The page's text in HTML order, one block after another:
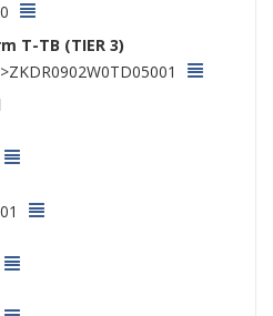
T-TB (TIER 3)